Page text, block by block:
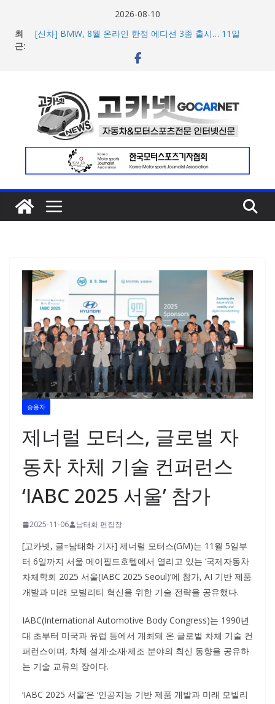
2026-08-10
최
근:
[신차] BMW, 8월 온라인 한정 에디션 3종 출시… 11일
벤틀리, 첫 순수 전기 어반 럭셔리 SUV 토르칼 탑재될 ‘큐레
팝업 오픈
BMW 레이디스 챔피언십 2026, 다양한 티켓 패키지 선보이
며 본격 대회 준비 돌입
현대차·기아, ‘2026 레드닷 어워드’에서 최우수상 2개·본상
15개 수상
승용차
제너럴 모터스, 글로벌 자
동차 차체 기술 컨퍼런스
‘IABC 2025 서울’ 참가
2025-11-06 남태화 편집장
[고카넷, 글=남태화 기자] 제너럴 모터스(GM)는 11월 5일부
터 6일까지 서울 메이필드호텔에서 열리고 있는 ‘국제자동차
차체학회 2025 서울(IABC 2025 Seoul)’에 참가, AI 기반 제품
개발과 미래 모빌리티 혁신을 위한 기술 전략을 공유했다.
IABC(International Automotive Body Congress)는 1990년
대 초부터 미국과 유럽 등에서 개최돼 온 글로벌 차체 기술 컨
퍼런스이며, 차체 설계·소재·제조 분야의 최신 동향을 공유하
는 기술 교류의 장이다.
‘IABC 2025 서울’은 ‘인공지능 기반 제품 개발과 미래 모빌리